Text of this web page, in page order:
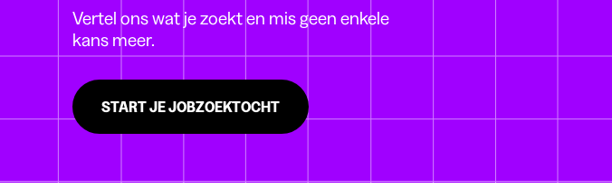
Vertel ons wat je zoekt en mis geen enkele
kans meer.
START JE JOBZOEKTOCHT